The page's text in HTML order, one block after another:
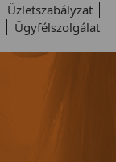
Üzletszabályzat
Ügyfélszolgálat